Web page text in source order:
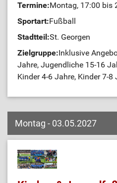
Termine:Montag, 17:00 bis
Sportart:Fußball
Stadtteil:St. Georgen
Zielgruppe:Inklusive
Jahre, Jugendliche 15-16
Kinder 4-6 Jahre, Kinder 7-
Montag - 03.05.2027